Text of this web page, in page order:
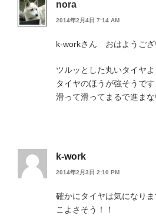
nora
2014年2月4日 7:14 AM
k-workさん おはようござ
ツルッとした丸いタイヤ
タイヤのほうが強そうで
滑って滑ってまるで進ま
k-work
2014年2月3日 2:10 PM
確かにタイヤは気になり
こよさそう！！